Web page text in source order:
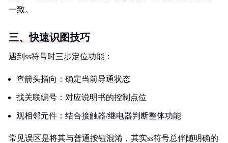
一致。
三、快速识图技巧
遇到ss符号时三步定位功能：
查箭头指向：确定当前导通状态
找关联编号：对应说明书的控制点位
观相邻元件：结合接触器/继电器判断整体功能
常见误区是将其与普通按钮混淆，其实ss符号总伴随明确的